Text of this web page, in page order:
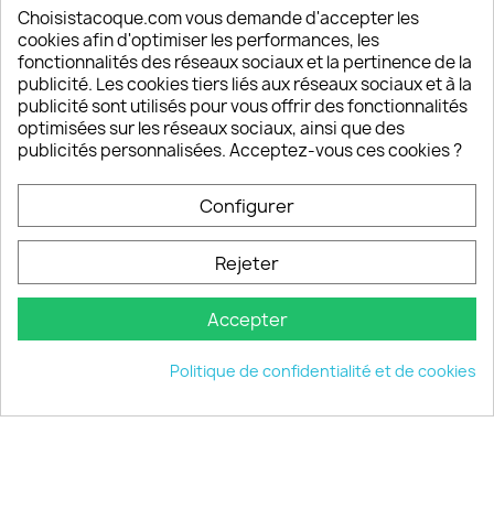
Depuis 2009, entre 92% et 94% de nos clients
sont satisfaits de nos produits
Un SAV à votre écoute
Notre SAV est disponible 6/7J de 10h à 18H
keyboard_arrow_down
© 2026 - choisistacoque.com
Choisistacoque.com vous demande d'accepter les
cookies afin d'optimiser les performances, les
fonctionnalités des réseaux sociaux et la pertinence de la
publicité. Les cookies tiers liés aux réseaux sociaux et à la
publicité sont utilisés pour vous offrir des fonctionnalités
optimisées sur les réseaux sociaux, ainsi que des
publicités personnalisées. Acceptez-vous ces cookies ?
Configurer
Rejeter
Accepter
Politique de confidentialité et de cookies